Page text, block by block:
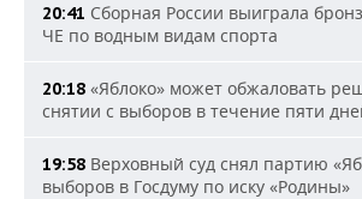
20:41 Сборная России выиграла
ЧЕ по водным видам спорта
20:18 «Яблоко» может обжаловать
снятии с выборов в течение пяти
19:58 Верховный суд снял партию
выборов в Госдуму по иску «Родины»